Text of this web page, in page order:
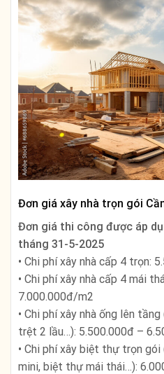
Đơn giá xây nhà trọn gói
Đơn giá thi công được áp
tháng 31-5-2025
• Chi phí xây nhà cấp 4 trọn:
• Chi phí xây nhà cấp 4 mái
7.000.000đ/m2
• Chi phí xây nhà ống lên
trệt 2 lầu…): 5.500.000đ –
• Chi phí xây biệt thự trọn
mini, biệt thự mái thái…):